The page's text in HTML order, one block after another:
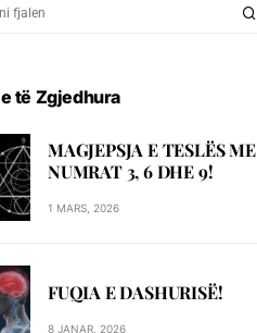
të Zgjedhura
MAGJEPSJA E TESLËS ME
NUMRAT 3, 6 DHE 9!
1 MARS, 2026
FUQIA E DASHURISË!
8 JANAR, 2026